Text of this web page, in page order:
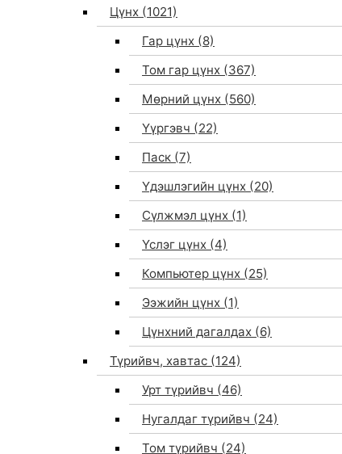
Цүнх (1021)
Гар цүнх (8)
Том гар цүнх (367)
Мөрний цүнх (560)
Үүргэвч (22)
Паск (7)
Үдэшлэгийн цүнх (20)
Сүлжмэл цүнх (1)
Үслэг цүнх (4)
Компьютер цүнх (25)
Ээжийн цүнх (1)
Цүнхний дагалдах (6)
Түрийвч, хавтас (124)
Урт түрийвч (46)
Нугалдаг түрийвч (24)
Том түрийвч (24)